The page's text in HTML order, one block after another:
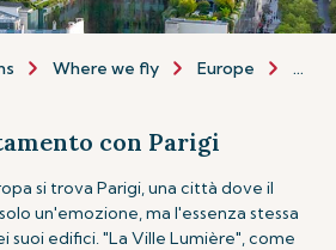
Where we fly Europe Paris
con Parigi
si trova Parigi, una città dove il
un'emozione, ma l'essenza stessa
suoi edifici. "La Ville Lumière", come